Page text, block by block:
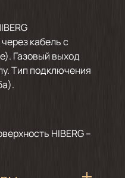
кабель с
Газовый выход
Тип подключения
HIBERG –